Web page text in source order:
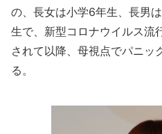
の、長女は小学6年生、長男
生で、新型コロナウイルス流
されて以降、母視点でパニッ
る。